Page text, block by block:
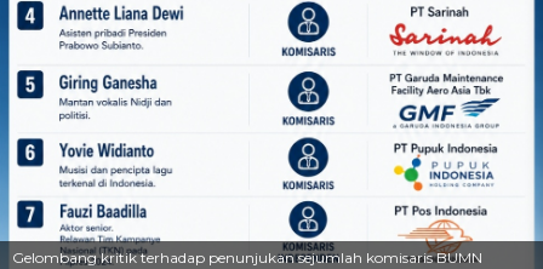
Gelombang kritik terhadap penunjukan sejumlah komisaris BUMN